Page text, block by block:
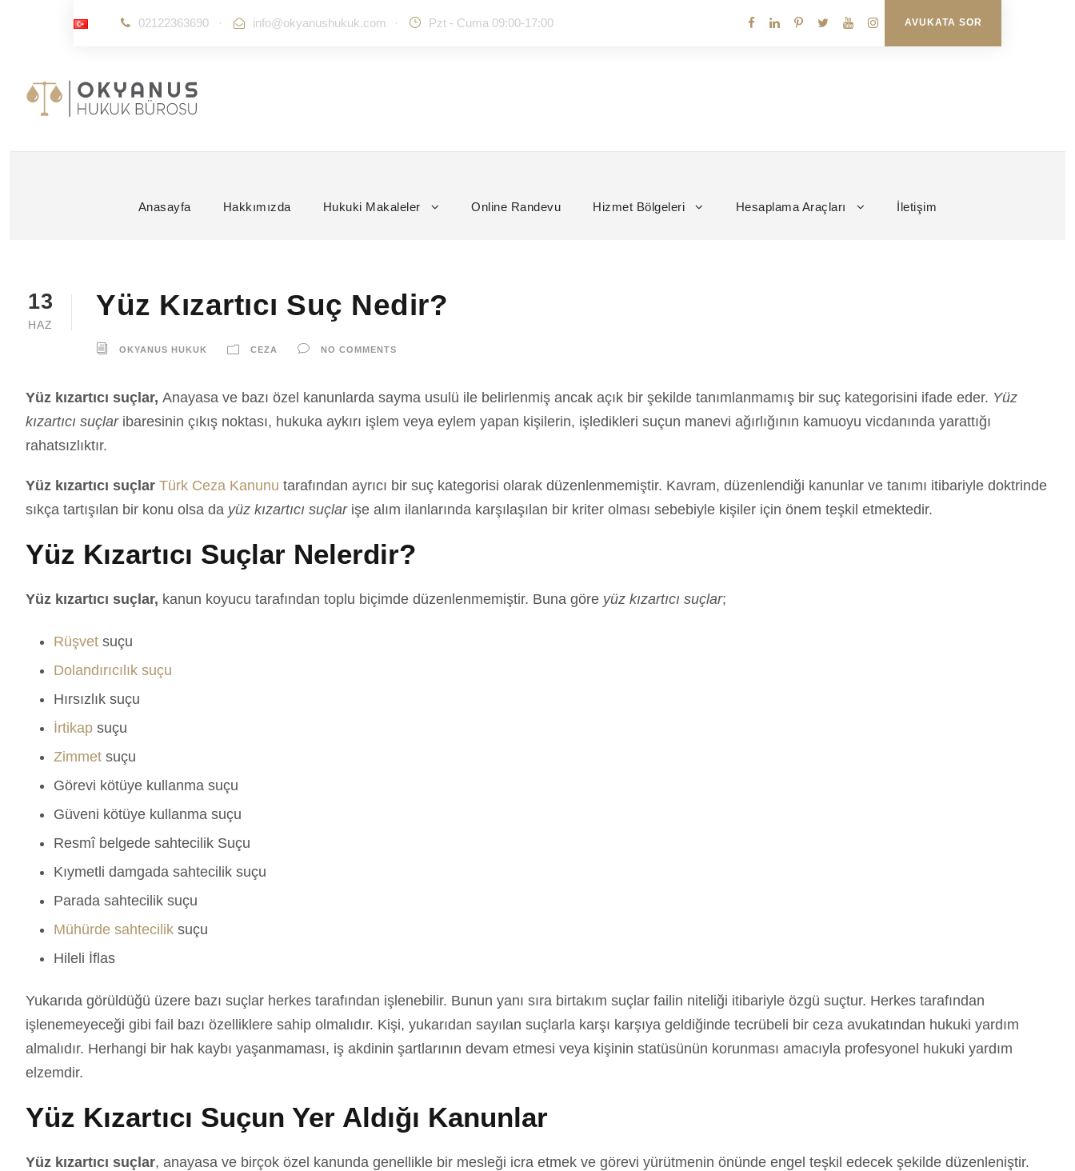
02122363690 · info@okyanushukuk.com · Pzt - Cuma 09:00-17:00 AVUKATA SOR
Anasayfa Hakkımızda Hukuki Makaleler Online Randevu Hizmet Bölgeleri Hesaplama Araçları İletişim
13
HAZ
Yüz Kızartıcı Suç Nedir?
OKYANUS HUKUK CEZA NO COMMENTS
Yüz kızartıcı suçlar, Anayasa ve bazı özel kanunlarda sayma usulü ile belirlenmiş ancak açık bir şekilde tanımlanmamış bir suç kategorisini ifade eder. Yüz
kızartıcı suçlaribaresinin çıkış noktası, hukuka aykırı işlem veya eylem yapan kişilerin, işledikleri suçun manevi ağırlığının kamuoyu vicdanında yarattığı
rahatsızlıktır.
Yüz kızartıcı suçlar Türk Ceza Kanunu tarafından ayrıcı bir suç kategorisi olarak düzenlenmemiştir. Kavram, düzenlendiği kanunlar ve tanımı itibariyle doktrinde
sıkça tartışılan bir konu olsa da yüz kızartıcı suçlarişe alım ilanlarında karşılaşılan bir kriter olması sebebiyle kişiler için önem teşkil etmektedir.
Yüz Kızartıcı Suçlar Nelerdir?
Yüz kızartıcı suçlar, kanun koyucu tarafından toplu biçimde düzenlenmemiştir. Buna göre yüz kızartıcı suçlar;
Rüşvet suçu
Dolandırıcılık suçu
Hırsızlık suçu
İrtikap suçu
Zimmet suçu
Görevi kötüye kullanma suçu
Güveni kötüye kullanma suçu
Resmî belgede sahtecilik Suçu
Kıymetli damgada sahtecilik suçu
Parada sahtecilik suçu
Mühürde sahtecilik suçu
Hileli İflas
Yukarıda görüldüğü üzere bazı suçlar herkes tarafından işlenebilir. Bunun yanı sıra birtakım suçlar failin niteliği itibariyle özgü suçtur. Herkes tarafından
işlenemeyeceği gibi fail bazı özelliklere sahip olmalıdır. Kişi, yukarıdan sayılan suçlarla karşı karşıya geldiğinde tecrübeli bir ceza avukatından hukuki yardım
almalıdır. Herhangi bir hak kaybı yaşanmaması, iş akdinin şartlarının devam etmesi veya kişinin statüsünün korunması amacıyla profesyonel hukuki yardım
elzemdir.
Yüz Kızartıcı Suçun Yer Aldığı Kanunlar
Yüz kızartıcı suçlar, anayasa ve birçok özel kanunda genellikle bir mesleği icra etmek ve görevi yürütmenin önünde engel teşkil edecek şekilde düzenleniştir.